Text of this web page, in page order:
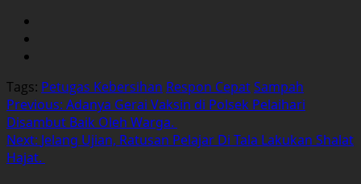
Tags: Petugas Kebersihan Respon CepatSampah
Post
navigation
Previous: Adanya Gerai Vaksin di Polsek Pelaihari
Disambut Baik Oleh Warga.
Next: Jelang Ujian, Ratusan Pelajar Di Tala Lakukan Shalat
Hajat.